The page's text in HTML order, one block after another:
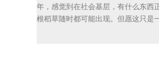
年，感觉到在社会基层，有什么东西
根稻草随时都可能出现。但愿这只